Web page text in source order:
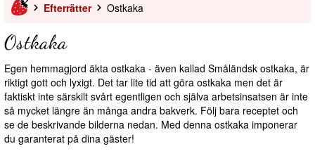
Efterrätter Ostkaka
Ostkaka
Egen hemmagjord äkta ostkaka - även kallad Småländsk ostkaka, är
riktigt gott och lyxigt. Det tar lite tid att göra ostkaka men det är
faktiskt inte särskilt svårt egentligen och själva arbetsinsatsen är inte
så mycket längre än många andra bakverk. Följ bara receptet och
se de beskrivande bilderna nedan. Med denna ostkaka imponerar
du garanterat på dina gäster!